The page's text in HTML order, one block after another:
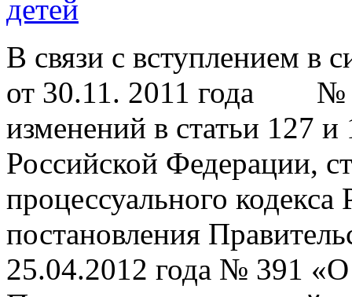
детей
В связи с вступлением в
от 30.11. 2011 года №
изменений в статьи 127
Российской Федерации,
процессуального
постановления
25.04.2012 года № 391